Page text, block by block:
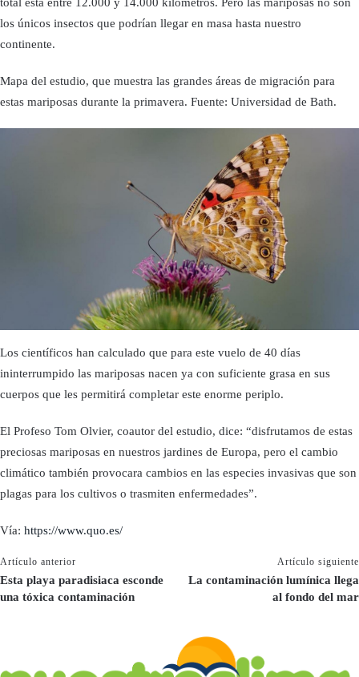
los únicos insectos que podrían llegar en masa hasta nuestro
continente.
Mapa del estudio, que muestra las grandes áreas de migración para
estas mariposas durante la primavera. Fuente: Universidad de Bath.
Los científicos han calculado que para este vuelo de 40 días
ininterrumpido las mariposas nacen ya con suficiente grasa en sus
cuerpos que les permitirá completar este enorme periplo.
El Profeso Tom Olvier, coautor del estudio, dice: “disfrutamos de estas
preciosas mariposas en nuestros jardines de Europa, pero el cambio
climático también provocara cambios en las especies invasivas que son
plagas para los cultivos o trasmiten enfermedades”.
Vía: https://www.quo.es/
Artículo anterior
Esta playa paradisiaca esconde
una tóxica contaminación
Artículo siguiente
La contaminación lumínica llega
al fondo del mar